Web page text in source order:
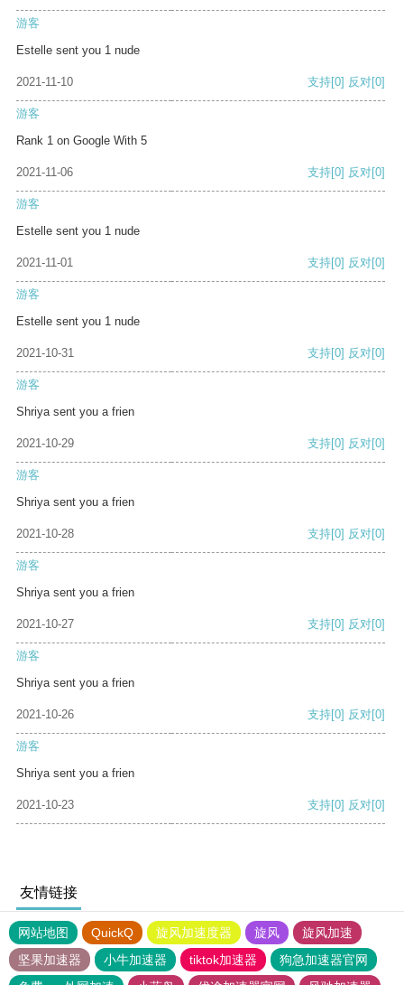
游客
Estelle sent you 1 nude
2021-11-10 支持[0] 反对[0]
游客
Rank 1 on Google With 5
2021-11-06 支持[0] 反对[0]
游客
Estelle sent you 1 nude
2021-11-01 支持[0] 反对[0]
游客
Estelle sent you 1 nude
2021-10-31 支持[0] 反对[0]
游客
Shriya sent you a frien
2021-10-29 支持[0] 反对[0]
游客
Shriya sent you a frien
2021-10-28 支持[0] 反对[0]
游客
Shriya sent you a frien
2021-10-27 支持[0] 反对[0]
游客
Shriya sent you a frien
2021-10-26 支持[0] 反对[0]
游客
Shriya sent you a frien
2021-10-23 支持[0] 反对[0]
友情链接
网站地图 QuickQ 旋风加速度器 旋风
旋风加速
坚果加速器
小牛加速器 tiktok加速器
狗急加速器官网